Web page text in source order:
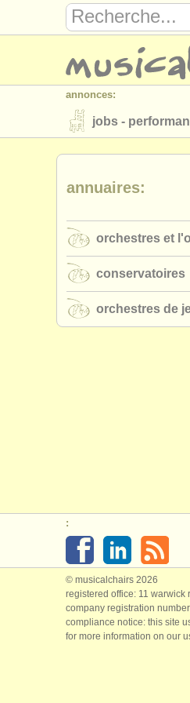
annonces:
jobs -
instruments à
annuaires:
musicalchairs:
éditeurs:
ajouter votre
annuaires:
orchestres et
conservatoires
orchestres de
:
© musicalchairs 2026
registered office: 11 warwick
company registration
compliance notice: ​this site
for more information on our